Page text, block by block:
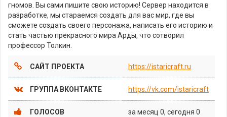
гномов. Вы сами пишите свою историю! Сервер находится в
разработке, мы стараемся создать для вас мир, где вы
сможете создать своего персонажа, написать его историю и
стать частью прекрасного мира Арды, что сотворил
профессор Толкин.
САЙТ ПРОЕКТА https://istaricraft.ru
ГРУППА ВКОНТАКТЕ https://vk.com/istaricraft
ГОЛОСОВ за месяц 0, сегодня 0